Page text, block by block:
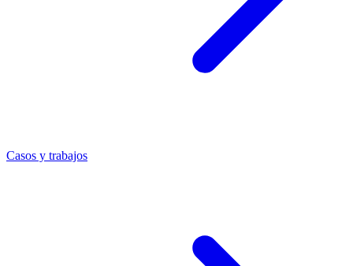
Casos y trabajos